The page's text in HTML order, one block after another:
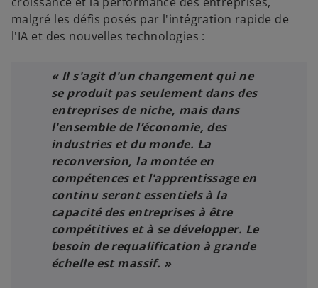
malgré les défis posés par l'intégration rapide de
l'IA et des nouvelles technologies :
« Il s'agit d'un changement qui ne
se produit pas seulement dans des
entreprises de niche, mais dans
l'ensemble de l’économie, des
industries et du monde. La
reconversion, la montée en
compétences et l'apprentissage en
continu seront essentiels à la
capacité des entreprises à être
compétitives et à se développer. Le
besoin de requalification à grande
échelle est massif. »